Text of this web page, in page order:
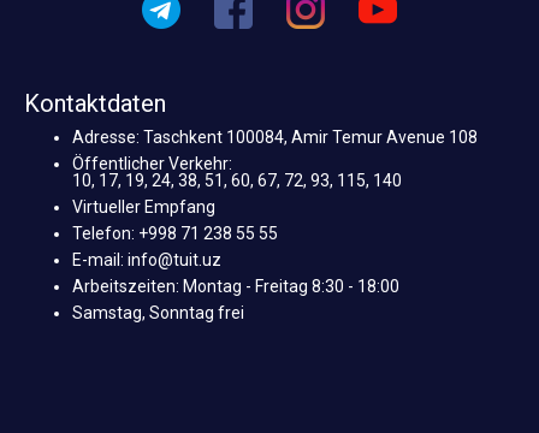
Kontaktdaten
Adresse: Taschkent 100084, Amir Temur Avenue 108
Öffentlicher Verkehr:
10, 17, 19, 24, 38, 51, 60, 67, 72, 93, 115, 140
Virtueller Empfang
Telefon: +998 71 238 55 55
E-mail: info@tuit.uz
Arbeitszeiten: Montag - Freitag 8:30 - 18:00
Samstag, Sonntag frei